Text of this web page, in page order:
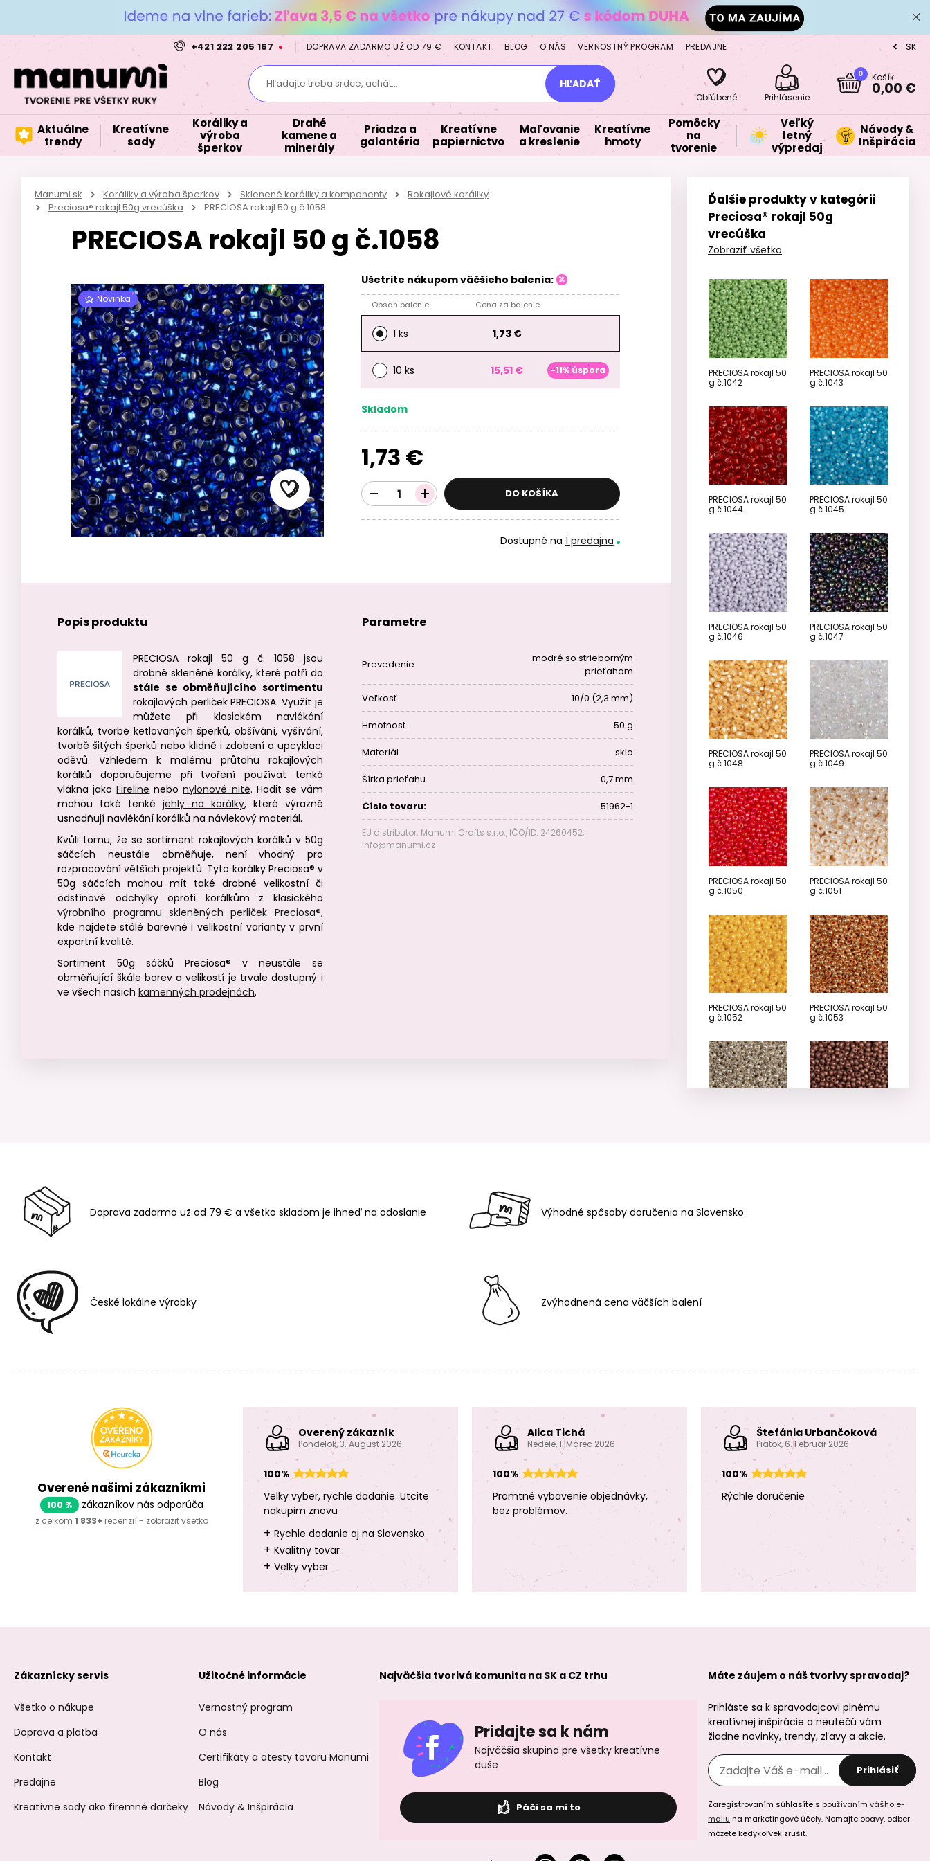
+421 222 205 167 DOPRAVA ZADARMO UŽ OD 79 € KONTAKT BLOG O NÁS VERNOSTNÝ PROGRAM PREDAJNE CZ
SK
Hľadajte treba srdce, achát... HĽADAŤ
Obľúbené Prihlásenie
0 Košík
0,00 €
Aktuálne
trendy
Kreatívne
sady
Koráliky a
výroba
šperkov
Drahé
kamene a
minerály
Priadza a
galantéria
Kreatívne
papiernictvo
Maľovanie
a kreslenie
Kreatívne
hmoty
Pomôcky
na
tvorenie
Veľký
letný
výpredaj
Návody &
Inšpirácia
Manumi.sk Koráliky a výroba šperkov Sklenené koráliky a komponenty
Rokajlové koráliky
Preciosa® rokajl 50g vrecúška
PRECIOSA rokajl 50 g č.1058
PRECIOSA rokajl 50 g č.1058
Novinka
Ušetrite nákupom väčšieho balenia:
Obsah balenie Cena za balenie
1 ks 1,73 €
10 ks 15,51 € -11% úspora
Skladom
1,73 €
DO KOŠÍKA
Dostupné na 1 predajna
Popis produktu
PRECIOSA rokajl 50 g č. 1058 jsou
drobné skleněné korálky, které patří do
stále se obměňujícího sortimentu
rokajlových perliček PRECIOSA. Využít je
můžete při klasickém navlékání
korálků, tvorbě ketlovaných šperků, obšívání, vyšívání,
tvorbě šitých šperků nebo klidně i zdobení a upcyklaci
oděvů.Vzhledem k malému průtahu rokajlových
korálků doporučujeme při tvoření používat tenká
vlákna jako Fireline nebo nylonové nitě. Hodit se vám
mohou také tenké jehly na korálky, které výrazně
usnadňují navlékání korálků na návlekový materiál.
Kvůli tomu, že se sortiment rokajlových korálků v 50g
sáčcích neustále obměňuje, není vhodný pro
rozpracování větších projektů. Tyto korálky Preciosa® v
50g sáčcích mohou mít také drobné velikostní či
odstínové odchylky oproti korálkům z klasického
výrobního programu skleněných perliček Preciosa®,
kde najdete stálé barevné i velikostní varianty v první
exportní kvalitě.
Sortiment 50g sáčků Preciosa® v neustále se
obměňující škále barev a velikostí je trvale dostupný i
ve všech našichkamenných prodejnách.
Parametre
Prevedenie
modré so strieborným
prieťahom
Veľkosť 10/0 (2,3 mm)
Hmotnost 50 g
Materiál sklo
Šírka prieťahu 0,7 mm
Číslo tovaru: 51962-1
EU distributor: Manumi Crafts s.r.o., IČO/ID: 24260452,
info@manumi.cz
Ďalšie produkty v kategórii
Preciosa® rokajl 50g
vrecúška
Zobraziť všetko
PRECIOSA rokajl 50
g č.1042
PRECIOSA rokajl 50
g č.1043
PRECIOSA rokajl 50
g č.1044
PRECIOSA rokajl 50
g č.1045
PRECIOSA rokajl 50
g č.1046
PRECIOSA rokajl 50
g č.1047
PRECIOSA rokajl 50
g č.1048
PRECIOSA rokajl 50
g č.1049
PRECIOSA rokajl 50
g č.1050
PRECIOSA rokajl 50
g č.1051
PRECIOSA rokajl 50
g č.1052
PRECIOSA rokajl 50
g č.1053
PRECIOSA rokajl 50
PRECIOSA rokajl 50
PRECIOSA rokajl 50
g č.1065
PRECIOSA rokajl 50
g č.1066
Doprava zadarmo už od 79 € a všetko skladom je ihneď na odoslanie Výhodné spôsoby doručenia na Slovensko
České lokálne výrobky Zvýhodnená cena väčších balení
Overené našimi zákazníkmi
100 % zákazníkov nás odporúča
z celkom 1 833+ recenzií - zobraziť všetko
Overený zákazník
Pondelok, 3. August 2026
100%
Velky vyber, rychle dodanie. Utcite
nakupim znovu
+ Rychle dodanie aj na Slovensko
+ Kvalitny tovar
+ Velky vyber
Alica Tichá
Neděle, 1. Marec 2026
100%
Promtné vybavenie objednávky,
bez problémov.
Štefánia Urbančoková
Piatok, 6. Február 2026
100%
Rýchle doručenie
Zákaznícky servis
Všetko o nákupe
Doprava a platba
Kontakt
Predajne
Kreatívne sady ako firemné darčeky
Užitočné informácie
Vernostný program
O nás
Certifikáty a atesty tovaru Manumi
Blog
Návody & Inšpirácia
Najväčšia tvorivá komunita na SK a CZ trhu
Pridajte sa k nám
Najväčšia skupina pre všetky kreatívne
duše
Páči sa mi to
Máte záujem o náš tvorivy spravodaj?
Prihláste sa k spravodajcovi plnému
kreatívnej inšpirácie a neutečú vám
žiadne novinky, trendy, zľavy a akcie.
Prihlásiť
Zaregistrovaním súhlasíte s používaním vášho e-
mailu na marketingové účely. Nemajte obavy, odber
môžete kedykoľvek zrušiť.